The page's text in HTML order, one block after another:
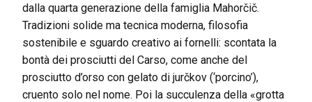
dalla quarta generazione della famiglia Mahorčič.
Tradizioni solide ma tecnica moderna, filosofia
sostenibile e sguardo creativo ai fornelli: scontata la
bontà dei prosciutti del Carso, come anche del
prosciutto d’orso con gelato di jurčkov (‘porcino’),
cruento solo nel nome. Poi la succulenza della «grotta